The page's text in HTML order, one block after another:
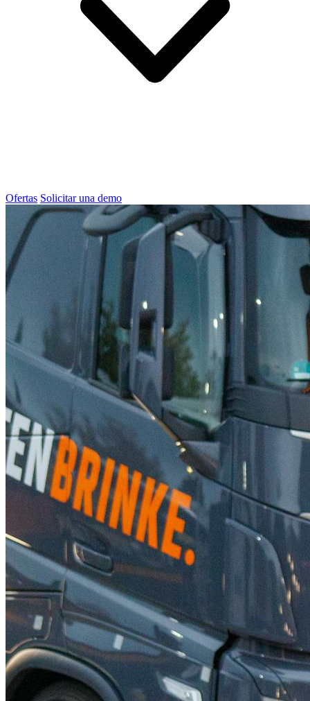
Ofertas Solicitar una demo